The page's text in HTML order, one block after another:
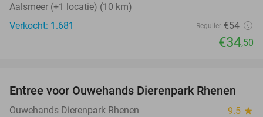
Aalsmeer (+1 locatie) (10 km)
Verkocht: 1.681
Regulier €54
€34,50
19%
Entree voor Ouwehands Dierenpark Rhenen
Ouwehands Dierenpark Rhenen 9.5 star